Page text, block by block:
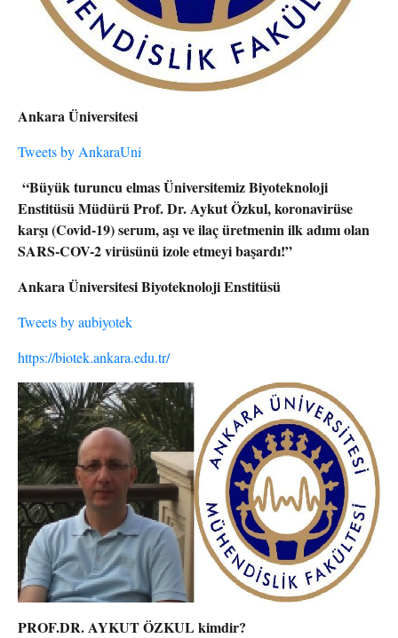
Ankara Üniversitesi
Tweets by AnkaraUni
“Büyük turuncu elmas Üniversitemiz Biyoteknoloji
Enstitüsü Müdürü Prof. Dr. Aykut Özkul, koronavirüse
karşı (Covid-19) serum, aşı ve ilaç üretmenin ilk adımı olan
SARS-COV-2 virüsünü izole etmeyi başardı!”
Ankara Üniversitesi Biyoteknoloji Enstitüsü
Tweets by aubiyotek
https://biotek.ankara.edu.tr/
PROF.DR. AYKUT ÖZKUL kimdir?